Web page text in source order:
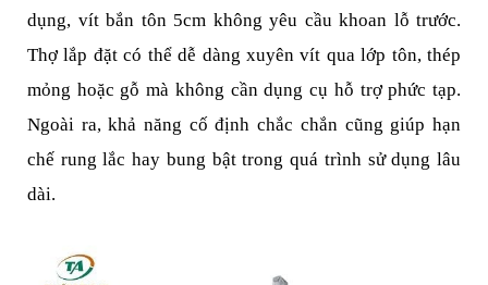
dụng, vít bắn tôn 5cm không yêu cầu khoan lỗ trước.
Thợ lắp đặt có thể dễ dàng xuyên vít qua lớp tôn, thép
mỏng hoặc gỗ mà không cần dụng cụ hỗ trợ phức tạp.
Ngoài ra, khả năng cố định chắc chắn cũng giúp hạn
chế rung lắc hay bung bật trong quá trình sử dụng lâu
dài.